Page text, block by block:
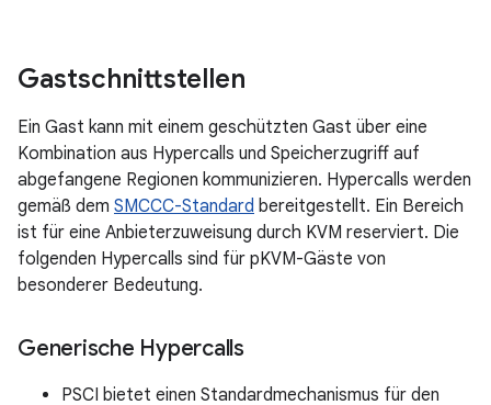
Gastschnittstellen
Ein Gast kann mit einem geschützten Gast über eine
Kombination aus Hypercalls und Speicherzugriff auf
abgefangene Regionen kommunizieren. Hypercalls werden
gemäß dem SMCCC-Standard bereitgestellt. Ein Bereich
ist für eine Anbieterzuweisung durch KVM reserviert. Die
folgenden Hypercalls sind für pKVM-Gäste von
besonderer Bedeutung.
Generische Hypercalls
PSCI bietet einen Standardmechanismus für den